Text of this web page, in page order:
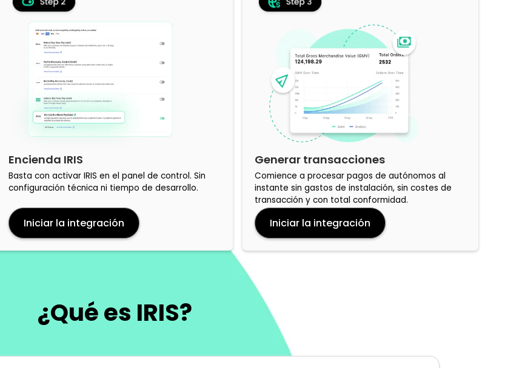
Encienda IRIS
Basta con activar IRIS en el panel de control. Sin
configuración técnica ni tiempo de desarrollo.
Iniciar la integración
Generar transacciones
Comience a procesar pagos de autónomos al
instante sin gastos de instalación, sin costes de
transacción y con total conformidad.
Iniciar la integración
¿Qué es IRIS?